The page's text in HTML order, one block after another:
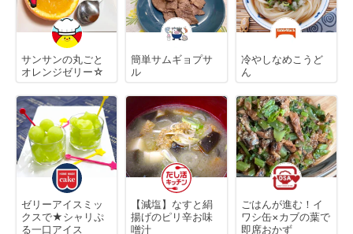
サンサンの丸ごと
オレンジゼリー☆
簡単サムギョプサ
ル
冷やしなめこうど
ん
ゼリーアイスミッ
クスで★シャリぷ
る一口アイス
【減塩】なすと絹
揚げのピリ辛お味
噌汁
ごはんが進む！イ
ワシ缶×カブの葉で
即席おかず